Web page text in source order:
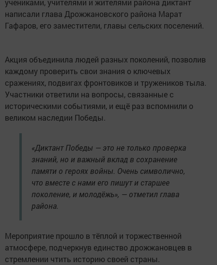
учениками, учителями и жителями района диктант
написали глава Дрожжановского района Марат
Гафаров, его заместители, главы сельских поселений.
Акция объединила людей разных поколений, позволив
каждому проверить свои знания о ключевых
сражениях, подвигах фронтовиков и тружеников тыла.
Участники ответили на вопросы, связанные с
историческими событиями, и ещё раз вспомнили о
великом наследии Победы.
«Диктант Победы — это не только проверка
знаний, но и важный вклад в сохранение
памяти о героях войны. Очень символично,
что вместе с нами его пишут и старшее
поколение, и молодёжь», — отметил глава
района.
Мероприятие прошло в тёплой и торжественной
атмосфере, подчеркнув единство дрожжановцев в
стремлении чтить историю своей страны.